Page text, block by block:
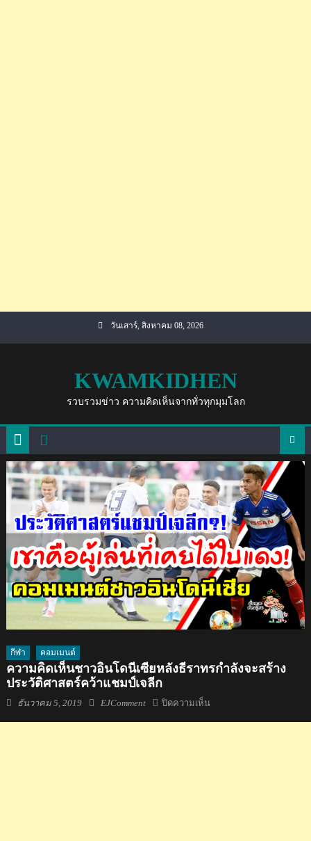
วันเสาร์, สิงหาคม 08, 2026
KWAMKIDHEN
รวบรวมข่าว ความคิดเห็นจากทั่วทุกมุมโลก
กีฬา คอมเมนต์
ความคิดเห็นชาวอินโดนีเซียหลังธีราทรกำลังจะสร้าง
ประวัติศาสตร์คว้าแชมป์เจลีก
Posted
ธันวาคม 5, 2019 Author
EJComment ปิดความเห็นบน